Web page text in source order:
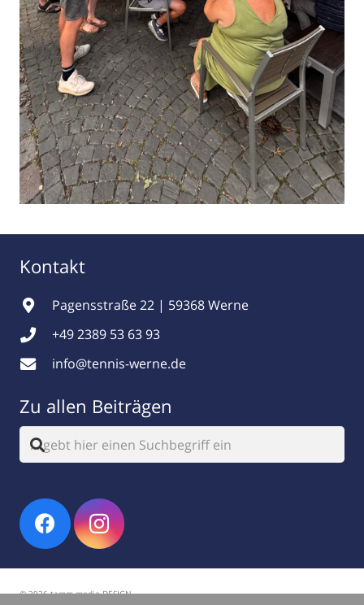
Kontakt
Pagensstraße 22 | 59368 Werne
+49 2389 53 63 93
info@tennis-werne.de
Zu allen Beiträgen
© 2026 tamm.media DESIGN